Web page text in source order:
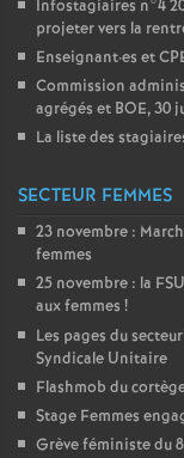
Infostagiaires n°4
projeter vers la
Enseignant·es et
Commission
agrégés et BOE, 30
La liste des
SECTEUR FEMMES
23 novembre :
femmes
25 novembre : la FSU
aux femmes !
Les pages du
Syndicale Unitaire
Flashmob du
Stage Femmes
Grève féministe du